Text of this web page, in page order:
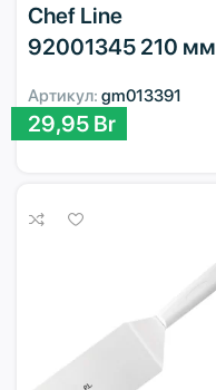
Chef Line
92001345 210 мм
Артикул: gm013391
29,95 Br